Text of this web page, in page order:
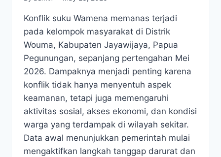
Konflik suku Wamena memanas terjadi
pada kelompok masyarakat di Distrik
Wouma, Kabupaten Jayawijaya, Papua
Pegunungan, sepanjang pertengahan Mei
2026. Dampaknya menjadi penting karena
konflik tidak hanya menyentuh aspek
keamanan, tetapi juga memengaruhi
aktivitas sosial, akses ekonomi, dan kondisi
warga yang terdampak di wilayah sekitar.
Data awal menunjukkan pemerintah mulai
mengaktifkan langkah tanggap darurat dan